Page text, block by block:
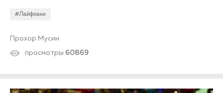
#Лайфхаки
проблемы. Разберемся, с чего начать ремонт во вторичке.
Прохор Мусин
просмотры 60869